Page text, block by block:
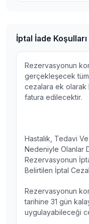
İptal İade Koşulları
Rezervasyonun
gerçekleşecek
cezalara ek olarak
fatura edilecektir.
Hastalık, Tedavi
Nedeniyle Olanlar
Rezervasyonun
Belirtilen İptal
Rezervasyonun
tarihine 31 gün
uygulayabileceği